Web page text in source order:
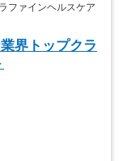
ファインヘルスケア
界トップクラ